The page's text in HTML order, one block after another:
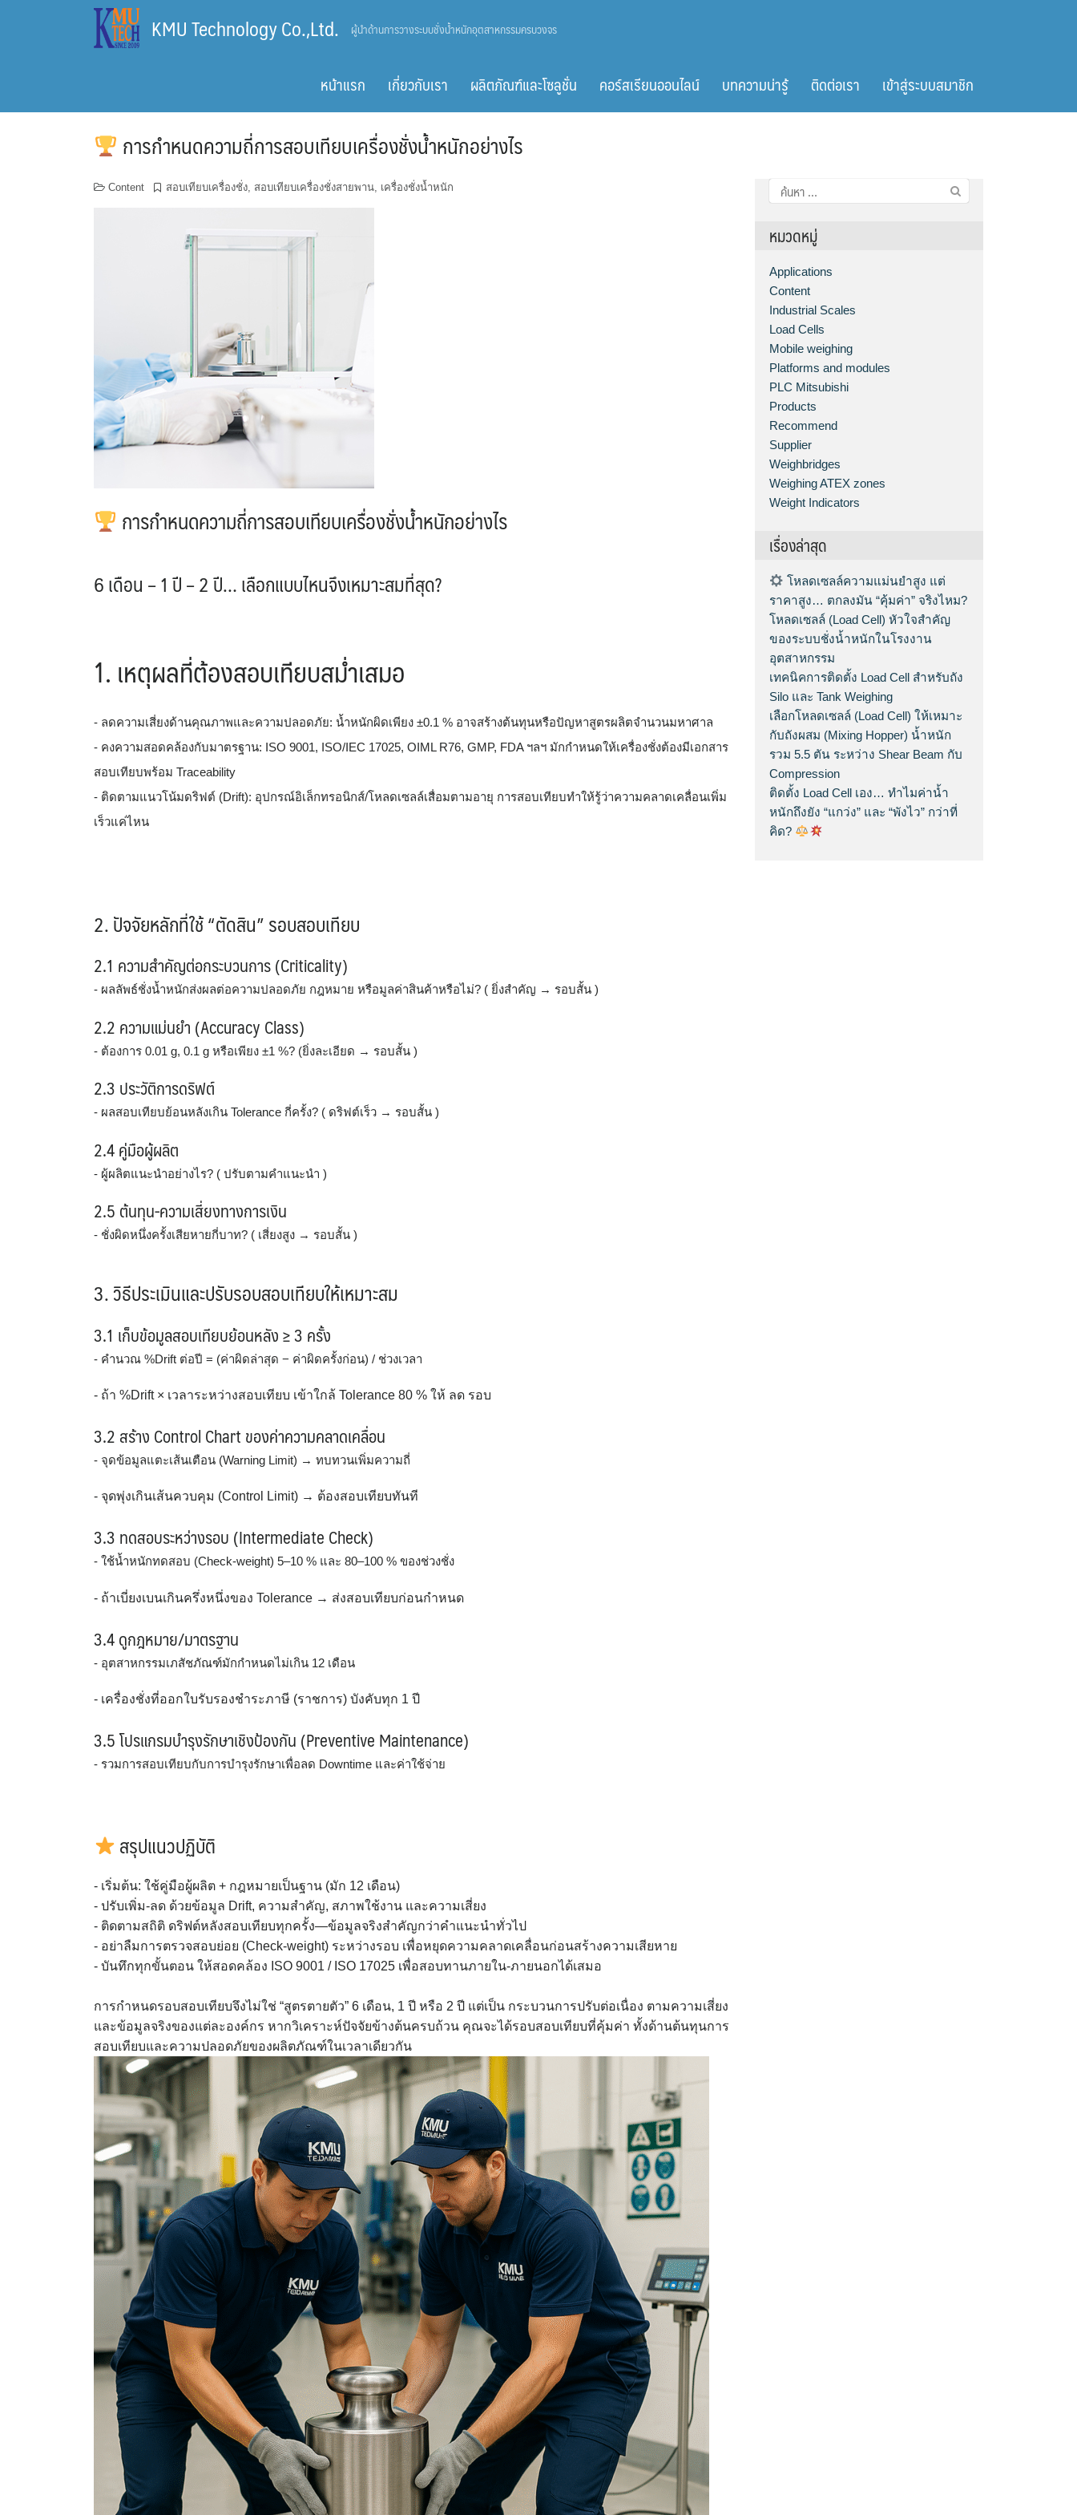
KMU Technology Co.,Ltd. ผู้นำด้านการวางระบบชั่งน้ำหนักอุตสาหกรรมครบวงจร
หน้าแรก เกี่ยวกับเรา ผลิตภัณฑ์และโซลูชั่น คอร์สเรียนออนไลน์ บทความน่ารู้ ติดต่อเรา เข้าสู่ระบบสมาชิก
การกำหนดความถี่การสอบเทียบเครื่องชั่งน้ำหนักอย่างไร
Content สอบเทียบเครื่องชั่ง, สอบเทียบเครื่องชั่งสายพาน, เครื่องชั่งน้ำหนัก
การกำหนดความถี่การสอบเทียบเครื่องชั่งน้ำหนักอย่างไร
6 เดือน – 1 ปี – 2 ปี… เลือกแบบไหนจึงเหมาะสมที่สุด?
1. เหตุผลที่ต้องสอบเทียบสม่ำเสมอ
- ลดความเสี่ยงด้านคุณภาพและความปลอดภัย: น้ำหนักผิดเพียง ±0.1 % อาจสร้างต้นทุนหรือปัญหาสูตรผลิตจำนวนมหาศาล
- คงความสอดคล้องกับมาตรฐาน: ISO 9001, ISO/IEC 17025, OIML R76, GMP, FDA ฯลฯ มักกำหนดให้เครื่องชั่งต้องมีเอกสาร
สอบเทียบพร้อม Traceability
- ติดตามแนวโน้มดริฟต์ (Drift): อุปกรณ์อิเล็กทรอนิกส์/โหลดเซลล์เสื่อมตามอายุ การสอบเทียบทำให้รู้ว่าความคลาดเคลื่อนเพิ่ม
เร็วแค่ไหน
2. ปัจจัยหลักที่ใช้ “ตัดสิน” รอบสอบเทียบ
2.1 ความสำคัญต่อกระบวนการ (Criticality)
- ผลลัพธ์ชั่งน้ำหนักส่งผลต่อความปลอดภัย กฎหมาย หรือมูลค่าสินค้าหรือไม่? ( ยิ่งสำคัญ → รอบสั้น )
2.2 ความแม่นยำ (Accuracy Class)
- ต้องการ 0.01 g, 0.1 g หรือเพียง ±1 %? (ยิ่งละเอียด → รอบสั้น )
2.3 ประวัติการดริฟต์
- ผลสอบเทียบย้อนหลังเกิน Tolerance กี่ครั้ง? ( ดริฟต์เร็ว → รอบสั้น )
2.4 คู่มือผู้ผลิต
- ผู้ผลิตแนะนำอย่างไร? ( ปรับตามคำแนะนำ )
2.5 ต้นทุน-ความเสี่ยงทางการเงิน
- ชั่งผิดหนึ่งครั้งเสียหายกี่บาท? ( เสี่ยงสูง → รอบสั้น )
3. วิธีประเมินและปรับรอบสอบเทียบให้เหมาะสม
3.1 เก็บข้อมูลสอบเทียบย้อนหลัง ≥ 3 ครั้ง
- คำนวณ %Drift ต่อปี = (ค่าผิดล่าสุด − ค่าผิดครั้งก่อน) / ช่วงเวลา
- ถ้า %Drift × เวลาระหว่างสอบเทียบ เข้าใกล้ Tolerance 80 % ให้ ลด รอบ
3.2 สร้าง Control Chart ของค่าความคลาดเคลื่อน
- จุดข้อมูลแตะเส้นเตือน (Warning Limit) → ทบทวนเพิ่มความถี่
- จุดพุ่งเกินเส้นควบคุม (Control Limit) → ต้องสอบเทียบทันที
3.3 ทดสอบระหว่างรอบ (Intermediate Check)
- ใช้น้ำหนักทดสอบ (Check-weight) 5–10 % และ 80–100 % ของช่วงชั่ง
- ถ้าเบี่ยงเบนเกินครึ่งหนึ่งของ Tolerance → ส่งสอบเทียบก่อนกำหนด
3.4 ดูกฎหมาย/มาตรฐาน
- อุตสาหกรรมเภสัชภัณฑ์มักกำหนดไม่เกิน 12 เดือน
- เครื่องชั่งที่ออกใบรับรองชำระภาษี (ราชการ) บังคับทุก 1 ปี
3.5 โปรแกรมบำรุงรักษาเชิงป้องกัน (Preventive Maintenance)
- รวมการสอบเทียบกับการบำรุงรักษาเพื่อลด Downtime และค่าใช้จ่าย
สรุปแนวปฏิบัติ
- เริ่มต้น: ใช้คู่มือผู้ผลิต + กฎหมายเป็นฐาน (มัก 12 เดือน)
- ปรับเพิ่ม-ลด ด้วยข้อมูล Drift, ความสำคัญ, สภาพใช้งาน และความเสี่ยง
- ติดตามสถิติ ดริฟต์หลังสอบเทียบทุกครั้ง—ข้อมูลจริงสำคัญกว่าคำแนะนำทั่วไป
- อย่าลืมการตรวจสอบย่อย (Check-weight) ระหว่างรอบ เพื่อหยุดความคลาดเคลื่อนก่อนสร้างความเสียหาย
- บันทึกทุกขั้นตอน ให้สอดคล้อง ISO 9001 / ISO 17025 เพื่อสอบทานภายใน-ภายนอกได้เสมอ
การกำหนดรอบสอบเทียบจึงไม่ใช่ “สูตรตายตัว” 6 เดือน, 1 ปี หรือ 2 ปี แต่เป็น กระบวนการปรับต่อเนื่อง ตามความเสี่ยง
และข้อมูลจริงของแต่ละองค์กร หากวิเคราะห์ปัจจัยข้างต้นครบถ้วน คุณจะได้รอบสอบเทียบที่คุ้มค่า ทั้งด้านต้นทุนการ
สอบเทียบและความปลอดภัยของผลิตภัณฑ์ในเวลาเดียวกัน
ค้นหา
สำหรับ:
หมวดหมู่
Applications
Content
Industrial Scales
Load Cells
Mobile weighing
Platforms and modules
PLC Mitsubishi
Products
Recommend
Supplier
Weighbridges
Weighing ATEX zones
Weight Indicators
เรื่องล่าสุด
โหลดเซลล์ความแม่นยำสูง แต่
ราคาสูง… ตกลงมัน “คุ้มค่า” จริงไหม?
โหลดเซลล์ (Load Cell) หัวใจสำคัญ
ของระบบชั่งน้ำหนักในโรงงาน
อุตสาหกรรม
เทคนิคการติดตั้ง Load Cell สำหรับถัง
Silo และ Tank Weighing
เลือกโหลดเซลล์ (Load Cell) ให้เหมาะ
กับถังผสม (Mixing Hopper) น้ำหนัก
รวม 5.5 ตัน ระหว่าง Shear Beam กับ
Compression
ติดตั้ง Load Cell เอง… ทำไมค่าน้ำ
หนักถึงยัง “แกว่ง” และ “พังไว” กว่าที่
คิด?